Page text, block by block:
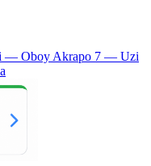
— Oboy Akrapo 7 — Uzi